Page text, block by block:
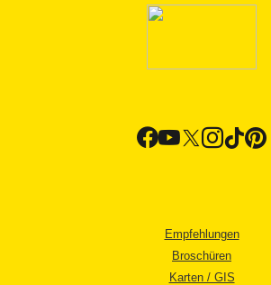
Empfehlungen
Broschüren
Karten / GIS